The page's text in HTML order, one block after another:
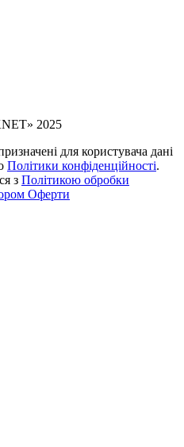
2025
для користувача дані
Політики конфіденційності.
з Політикою обробки
Оферти